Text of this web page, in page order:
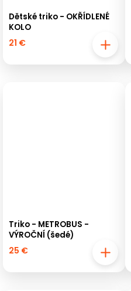
Dětské triko - OKŘÍDLENÉ
KOLO
21 €
Triko - METROBUS -
VÝROČNÍ (šedé)
25 €